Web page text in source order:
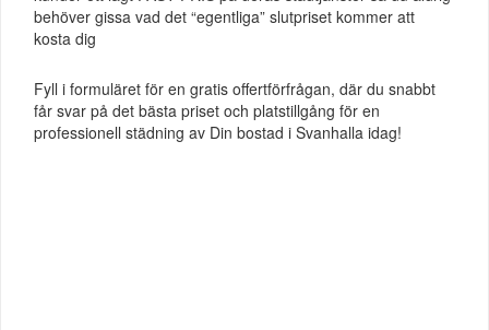
behöver gissa vad det “egentliga” slutpriset kommer att
kosta dig
Fyll i formuläret för en gratis offertförfrågan, där du snabbt
får svar på det bästa priset och platstillgång för en
professionell städning av Din bostad i Svanhalla idag!